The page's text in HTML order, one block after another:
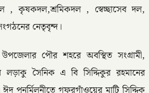
, কৃষকদল,শ্রমিকদল , স্বেচ্ছাসেব দল,
নেতৃবৃন্দ।
পৌর শহরে অবস্থিত সংগ্রামী,
সৈনিক এ বি সিদ্দিকুর রহমানের